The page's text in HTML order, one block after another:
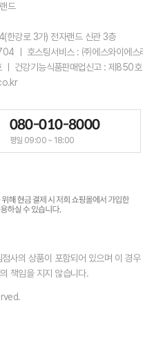
드
한강로 3가) 전자랜드 신관 3층
ㅣ 호스팅서비스 : ㈜에스와이에
ㅣ 건강기능식품판매업신고 : 제850
080-010-8000
평일 09:00 ~ 18:00
사의 상품이 포함되어 있으며 이 경
책임을 지지 않습니다.